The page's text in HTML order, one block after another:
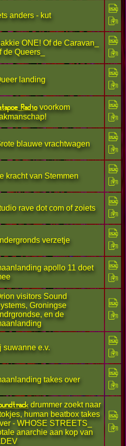
anders - kut
ONE! Of de Caravan_
de Queers_
landing
Radiovoorkom
blauwe vrachtwagen
kracht van Stemmen
rave dot com of zoiets
verzetje
apollo 11 doet
visitors Sound
Groningse
en de
suwanne e.v.
takes over
drummer zoekt naar
human beatbox takes
- WHOSE STREETS_
anarchie aan kop van